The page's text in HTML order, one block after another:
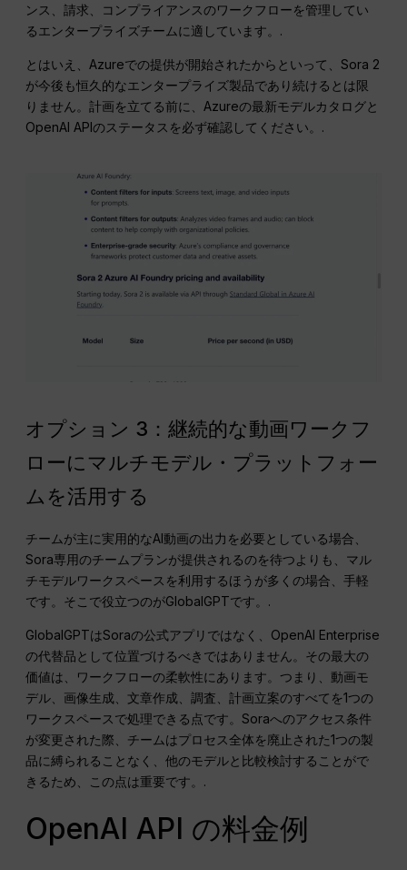
ンス、請求、コンプライアンスのワークフローを管理してい
るエンタープライズチームに適しています。.
とはいえ、Azureでの提供が開始されたからといって、Sora 2
が今後も恒久的なエンタープライズ製品であり続けるとは限
りません。計画を立てる前に、Azureの最新モデルカタログと
OpenAI APIのステータスを必ず確認してください。.
オプション 3：継続的な動画ワークフ
ローにマルチモデル・プラットフォー
ムを活用する
チームが主に実用的なAI動画の出力を必要としている場合、
Sora専用のチームプランが提供されるのを待つよりも、マル
チモデルワークスペースを利用するほうが多くの場合、手軽
です。そこで役立つのがGlobalGPTです。.
GlobalGPTはSoraの公式アプリではなく、OpenAI Enterprise
の代替品として位置づけるべきではありません。その最大の
価値は、ワークフローの柔軟性にあります。つまり、動画モ
デル、画像生成、文章作成、調査、計画立案のすべてを1つの
ワークスペースで処理できる点です。Soraへのアクセス条件
が変更された際、チームはプロセス全体を廃止された1つの製
品に縛られることなく、他のモデルと比較検討することがで
きるため、この点は重要です。.
OpenAI API の料金例